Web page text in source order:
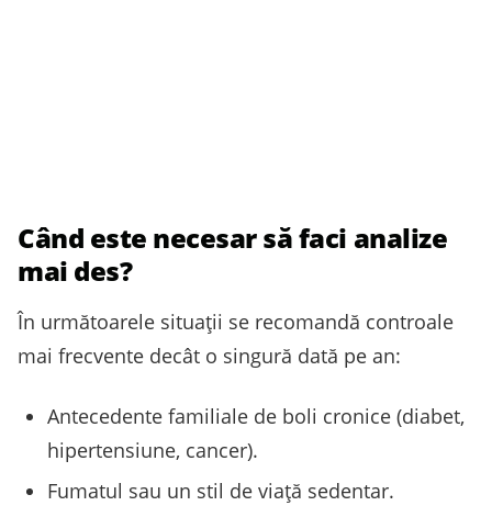
Când este necesar să faci analize
mai des?
În următoarele situații se recomandă controale
mai frecvente decât o singură dată pe an:
Antecedente familiale de boli cronice (diabet,
hipertensiune, cancer).
Fumatul sau un stil de viață sedentar.